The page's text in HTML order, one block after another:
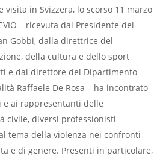
visita in Svizzera, lo scorso 11 marzo
– ricevuta dal Presidente del
Gobbi, dalla direttrice del
della cultura e dello sport
e dal direttore del Dipartimento
Raffaele De Rosa – ha incontrato
ai rappresentanti delle
civile, diversi professionisti
tema della violenza nei confronti
e di genere. Presenti in particolare,